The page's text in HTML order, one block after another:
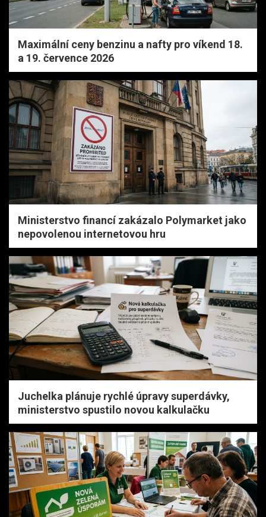
Maximální ceny benzinu a nafty pro víkend 18.
a 19. července 2026
Ministerstvo financí zakázalo Polymarket jako
nepovolenou internetovou hru
Juchelka plánuje rychlé úpravy superdávky,
ministerstvo spustilo novou kalkulačku